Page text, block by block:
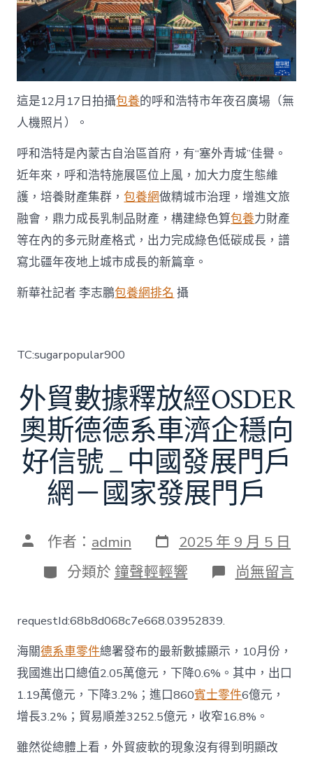
“塞
外
青
城”
呼
和
浩
特
成
長
新
篇
章
_
中
這是12月17日拍攝包養的呼和浩特市年夜召廣場（無
人機照片）。
呼和浩特是內蒙古自治區首府，有“塞外青城”佳譽。
近年來，呼和浩特施展區位上風，加大力度生態維
護，培養財產集群，包養網做精城市治理，增進文旅
融會，鼎力成長乳制品財產，構建綠色算包養力財產
等在內的多元財產格式，出力完成綠色低碳成長，譜
寫北疆年夜地上城市成長的新篇章。
新華社記者 李志鵬包養網排名 攝
TC:sugarpopular900
外貿數據釋放經OSDER
奧斯德德系車濟企穩向
好信號 _ 中國發展門戶
網－國家發展門戶
文 作者： admin 發
表
日
期
2025 年 9 月 5 日
分
類
分類於 鐘聲輕輕響 在
〈外
放
經
OSDER
奧
斯
德
德
系
尚無留言
requestId:68b8d068c7e668.03952839.
海關德系車零件總署發布的最新數據顯示，10月份，
我國進出口總值2.05萬億元，下降0.6%。其中，出口
1.19萬億元，下降3.2%；進口860賓士零件6億元，
增長3.2%；貿易順差3252.5億元，收窄16.8%。
雖然從總體上看，外貿疲軟的現象沒有得到明顯改